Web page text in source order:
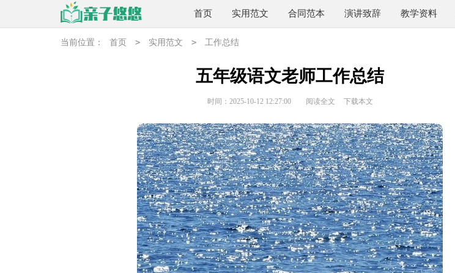
首页 实用范文 合同范本 演讲致辞 教学资料
当前位置： 首页 > 实用范文 > 工作总结
五年级语文老师工作总结
时间：2025-10-12 12:27:00 阅读全文 下载本文